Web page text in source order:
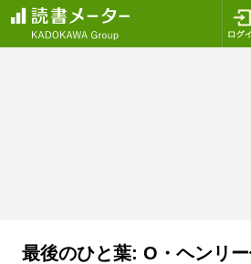
最後のひと葉: O・ヘンリ